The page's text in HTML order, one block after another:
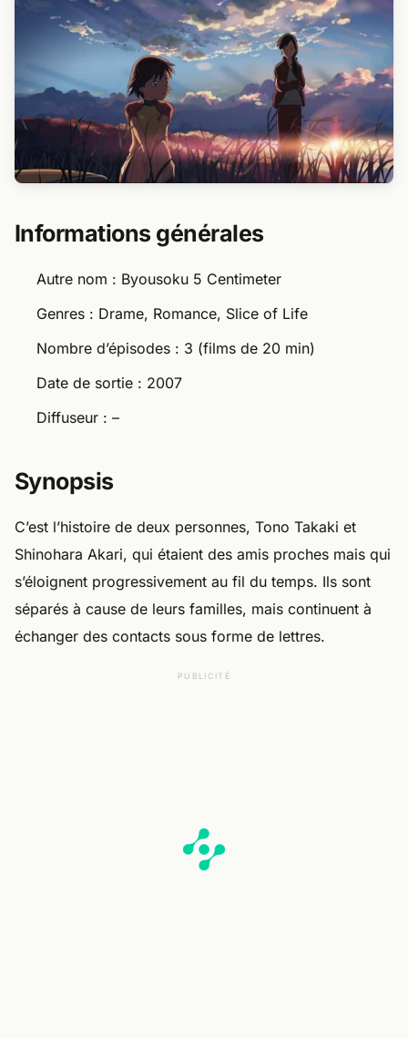
Informations générales
Autre nom : Byousoku 5 Centimeter
Genres : Drame, Romance, Slice of Life
Nombre d’épisodes : 3 (films de 20 min)
Date de sortie : 2007
Diffuseur : –
Synopsis
C’est l’histoire de deux personnes, Tono Takaki et
Shinohara Akari, qui étaient des amis proches mais qui
s’éloignent progressivement au fil du temps. Ils sont
séparés à cause de leurs familles, mais continuent à
échanger des contacts sous forme de lettres.
PUBLICITÉ